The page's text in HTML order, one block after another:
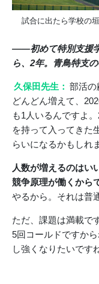
試合に出たら学校の
――初めて特別支援
ら、2年。青鳥特支
久保田先生： 部活の
どんどん増えて、
も1人いるんですよ
を持って入ってきた
らいになるかもしれ
人数が増えるのはい
競争原理が働くから
やるから。それは普
ただ、課題は満載で
5回コールドですか
し強くなりたいです